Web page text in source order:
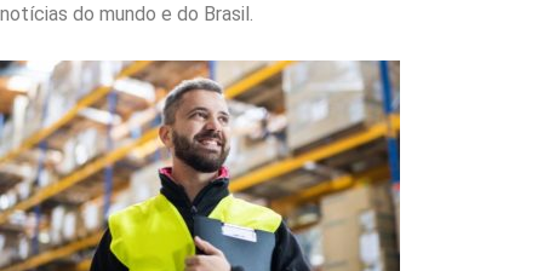
notícias do mundo e do Brasil.